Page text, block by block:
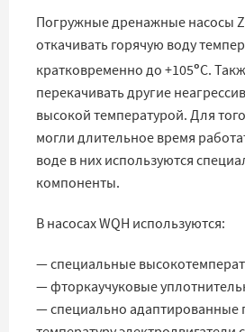
Погружные дренажные насосы
откачивать горячую воду
кратковременно до +105°C.
перекачивать другие
высокой температурой. Для
могли длительное время
воде в них используются
компоненты.
В насосах WQH используются:
— специальные
— фторкаучуковые
— специально адаптированные